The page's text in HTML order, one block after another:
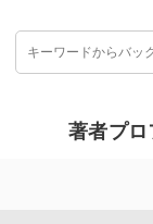
著者プロ